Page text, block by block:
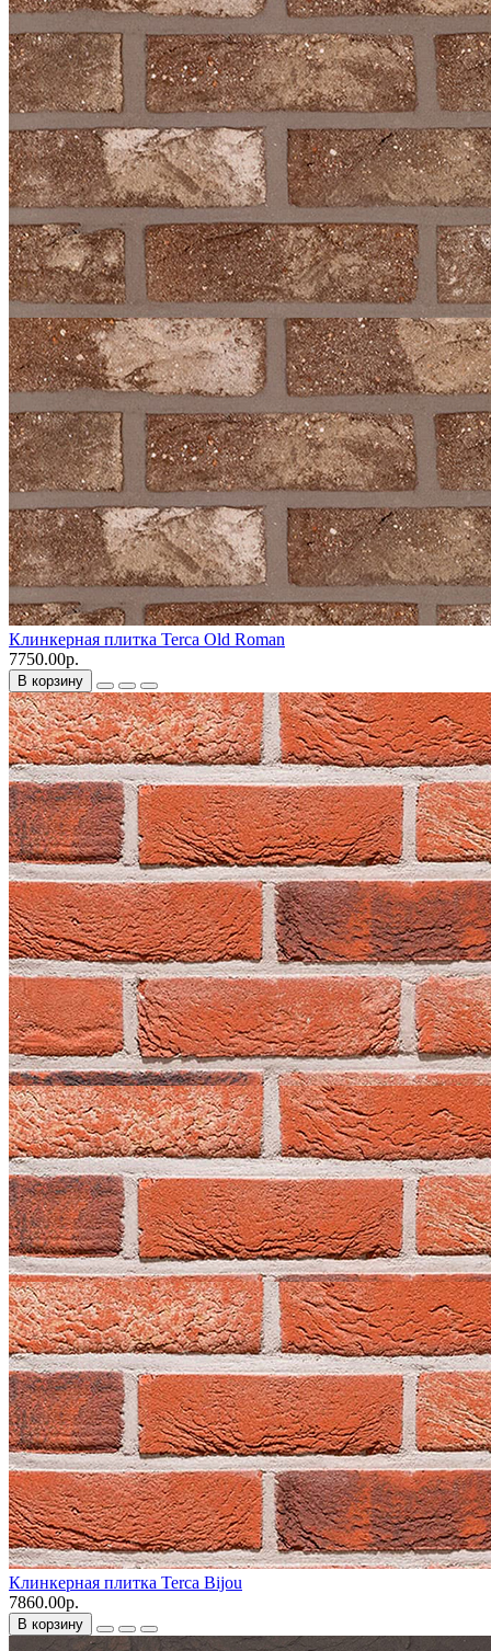
Клинкерная плитка Terca Old Roman
7750.00р.
В корзину
Клинкерная плитка Terca Bijou
7860.00р.
В корзину